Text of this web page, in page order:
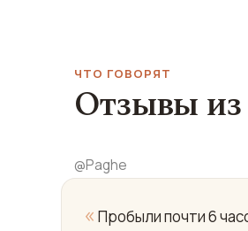
ЧТО ГОВОРЯТ
Отзывы из
@Paghe
« Пробыли почти 6